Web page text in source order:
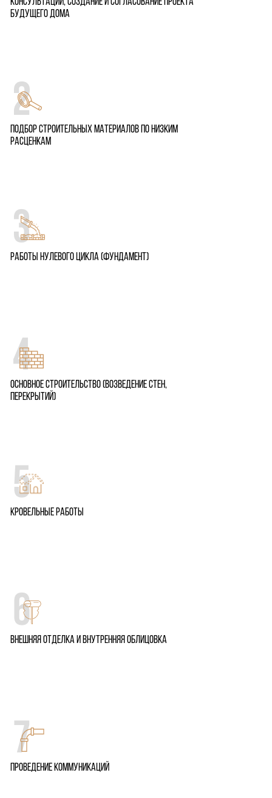
Консультации, создание и согласование проекта
будущего дома
Подбор строительных материалов по низким
расценкам
Работы нулевого цикла (фундамент)
Основное строительство (возведение стен,
перекрытий)
Кровельные работы
Внешняя отделка и внутренняя облицовка
Проведение коммуникаций